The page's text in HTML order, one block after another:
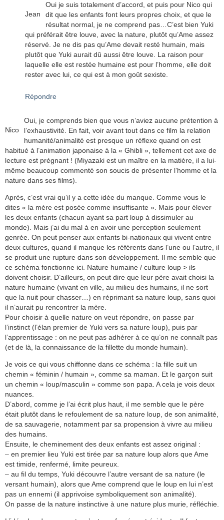
Jean
Oui je suis totalement d’accord, et puis pour Nico qui
dit que les enfants font leurs propres choix, et que le
résultat normal, je ne comprend pas…C’est bien Yuki
qui préférait être louve, avec la nature, plutôt qu’Ame assez
réservé. Je ne dis pas qu’Ame devait resté humain, mais
plutôt que Yuki aurait dû aussi être louve. La raison pour
laquelle elle est restée humaine est pour l’homme, elle doit
rester avec lui, ce qui est à mon goût sexiste.
Répondre
Nico
Oui, je comprends bien que vous n’aviez aucune prétention à
l’exhaustivité. En fait, voir avant tout dans ce film la relation
humanité/animalité est presque un réflexe quand on est
habitué à l’animation japonaise à la « Ghibli », tellement cet axe de
lecture est prégnant ! (Miyazaki est un maître en la matière, il a lui-
même beaucoup commenté son soucis de présenter l’homme et la
nature dans ses films).
Après, c’est vrai qu’il y a cette idée du manque. Comme vous le
dites « la mère est posée comme insuffisante ». Mais pour élever
les deux enfants (chacun ayant sa part loup à dissimuler au
monde). Mais j’ai du mal à en avoir une perception seulement
genrée. On peut penser aux enfants bi-nationaux qui vivent entre
deux cultures, quand il manque les référents dans l’une ou l’autre, il
se produit une rupture dans son développement. Il me semble que
ce schéma fonctionne ici. Nature humaine / culture loup > ils
doivent choisir. D’ailleurs, on peut dire que leur père avait choisi la
nature humaine (vivant en ville, au milieu des humains, il ne sort
que la nuit pour chasser…) en réprimant sa nature loup, sans quoi
il n’aurait pu rencontrer la mère.
Pour choisir à quelle nature on veut répondre, on passe par
l’instinct (l’élan premier de Yuki vers sa nature loup), puis par
l’apprentissage : on ne peut pas adhérer à ce qu’on ne connaît pas
(et de là, la connaissance de la fillette du monde humain).
Je vois ce qui vous chiffonne dans ce schéma : la fille suit un
chemin « féminin / humain », comme sa maman. Et le garçon suit
un chemin « loup/masculin » comme son papa. A cela je vois deux
nuances.
D’abord, comme je l’ai écrit plus haut, il me semble que le père
était plutôt dans le refoulement de sa nature loup, de son animalité,
de sa sauvagerie, notamment par sa propension à vivre au milieu
des humains.
Ensuite, le cheminement des deux enfants est assez original :
– en premier lieu Yuki est tirée par sa nature loup alors que Ame
est timide, renfermé, limite peureux.
– au fil du temps, Yuki découvre l’autre versant de sa nature (le
versant humain), alors que Ame comprend que le loup en lui n’est
pas un ennemi (il apprivoise symboliquement son animalité).
On passe de la nature instinctive à une nature plus murie, réfléchie.